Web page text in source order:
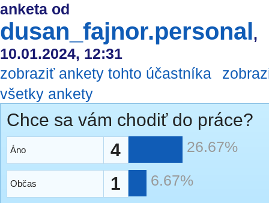
anketa od
dusan_fajnor.personal,
10.01.2024, 12:31
zobraziť ankety tohto účastníka
všetky ankety
Chce sa vám chodiť do práce?
Áno 4 26.67%
Občas 1 6.67%